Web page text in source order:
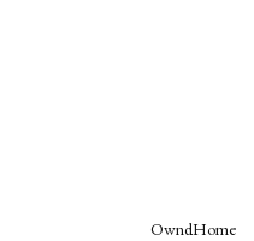
OwndHome